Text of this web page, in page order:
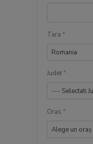
Tara *
Romania
Judet*
--- Selectati
Oras *
Alege un oraș